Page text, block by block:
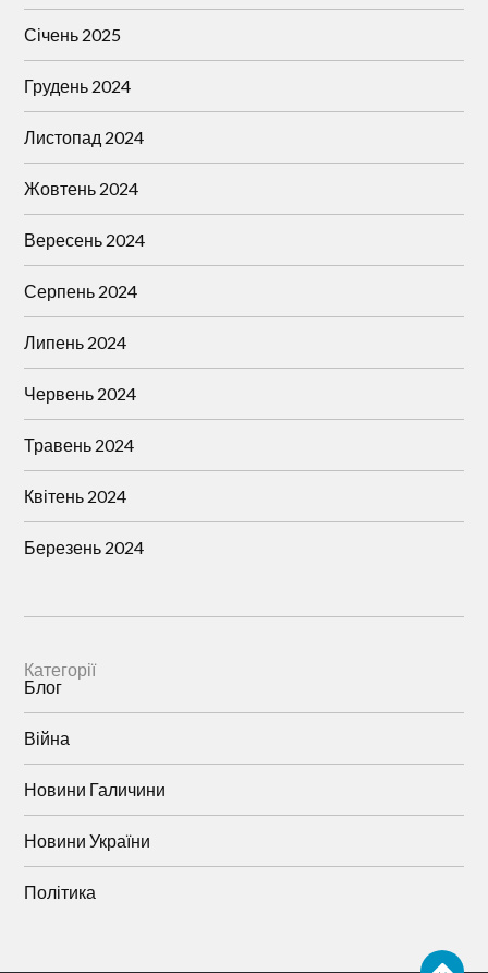
Січень 2025
Грудень 2024
Листопад 2024
Жовтень 2024
Вересень 2024
Серпень 2024
Липень 2024
Червень 2024
Травень 2024
Квітень 2024
Березень 2024
Категорії
Блог
Війна
Новини Галичини
Новини України
Політика